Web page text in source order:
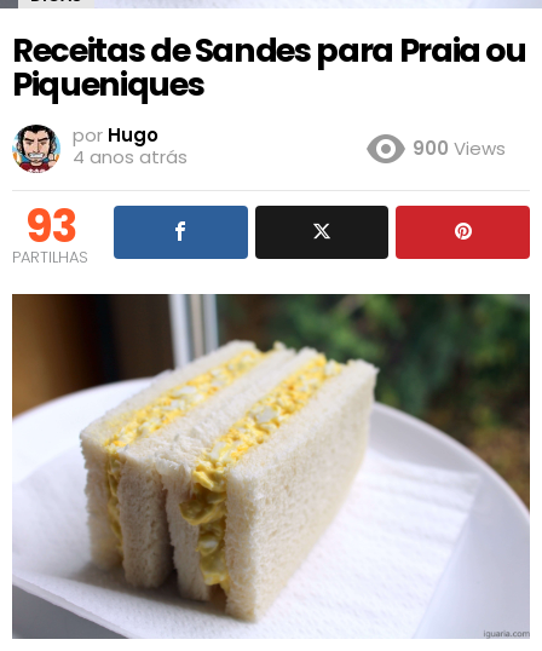
Receitas de Sandes para Praia ou
Piqueniques
por Hugo
4 anos atrás
900 Views
93
PARTILHAS